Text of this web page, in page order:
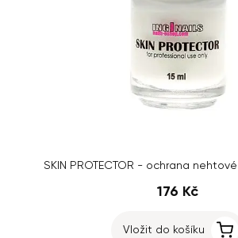
176 Kč
Vložit do košíku